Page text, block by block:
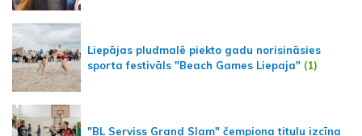
Liepājas pludmalē piekto gadu norisināsies
sporta festivāls "Beach Games Liepaja" (1)
"BL Serviss Grand Slam" čempiona titulu izcīna